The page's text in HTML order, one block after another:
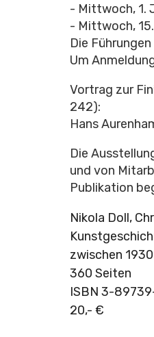
- Mittwoch, 1.
- Mittwoch, 15.
Die
Um
Vortrag zur
242):
Hans
Die
und von
Publikation
Nikola Doll,
zwischen
360 Seiten
ISBN 3-
20,- €